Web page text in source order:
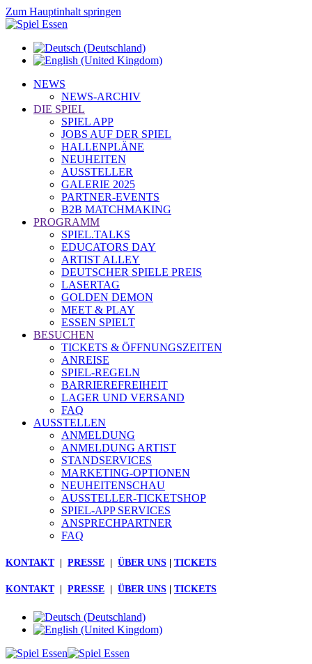
Zum Hauptinhalt springen
NEWS
NEWS-ARCHIV
DIE SPIEL
SPIEL APP
JOBS AUF DER SPIEL
HALLENPLÄNE
NEUHEITEN
AUSSTELLER
GALERIE 2025
PARTNER-EVENTS
B2B MATCHMAKING
PROGRAMM
SPIEL.TALKS
EDUCATORS DAY
ARTIST ALLEY
DEUTSCHER SPIELE PREIS
LASERTAG
GOLDEN DEMON
MEET & PLAY
ESSEN SPIELT
BESUCHEN
TICKETS & ÖFFNUNGSZEITEN
ANREISE
SPIEL-REGELN
BARRIEREFREIHEIT
LAGER UND VERSAND
FAQ
AUSSTELLEN
ANMELDUNG
ANMELDUNG ARTIST
STANDSERVICES
MARKETING-OPTIONEN
NEUHEITENSCHAU
AUSSTELLER-TICKETSHOP
SPIEL-APP SERVICES
ANSPRECHPARTNER
FAQ
KONTAKT| PRESSE ÜBER UNS TICKETS
KONTAKT| PRESSE ÜBER UNS TICKETS